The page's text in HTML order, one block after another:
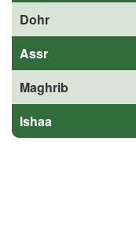
Dohr
Assr
Maghrib
Ishaa